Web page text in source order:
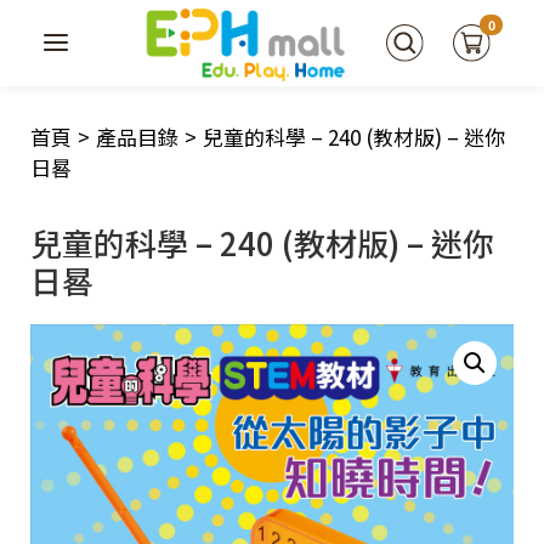
0
首頁 > 產品目錄 > 兒童的科學 – 240 (教材版) – 迷你
日晷
兒童的科學 – 240 (教材版) – 迷你
日晷